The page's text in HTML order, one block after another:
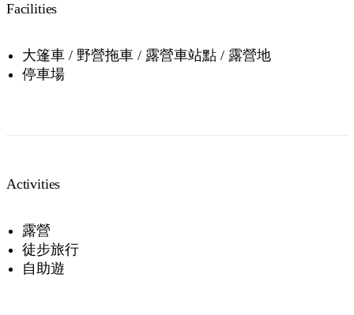
Facilities
大篷車 / 野營拖車 / 露營車站點 / 露營地
停車場
Activities
露營
徒步旅行
自助遊